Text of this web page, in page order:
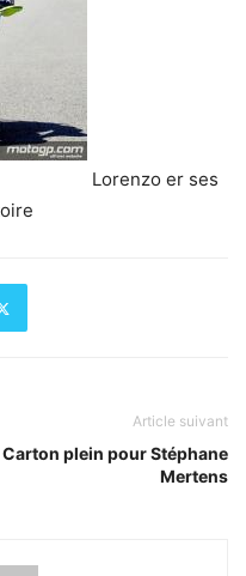
Lorenzo er ses
Article suivant
Carton plein pour Stéphane
Mertens